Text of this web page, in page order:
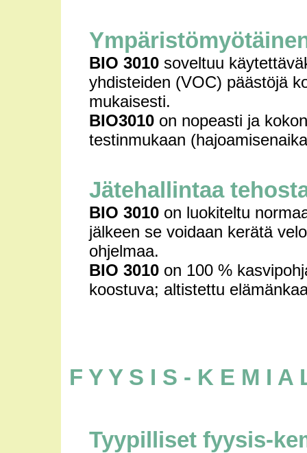
BIO 3010 soveltuu
yhdisteiden (VOC) päästöjä
mukaisesti.
BIO3010 on nopeasti ja
testinmukaan
Jätehallintaa
BIO 3010 on luokiteltu
jälkeen se voidaan kerätä
ohjelmaa.
BIO 3010 on 100 %
koostuva; altistettu
F Y Y S I S - K E M I
Tyypilliset fyysis-